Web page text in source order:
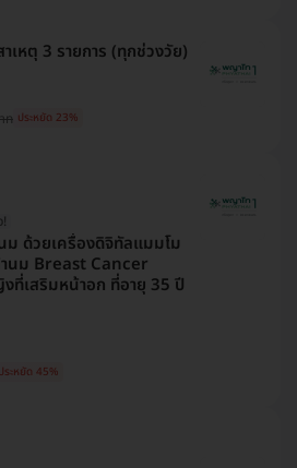
เหตุ 3 รายการ (ทุกช่วงวัย)
ท ประหยัด 23%
!
ม ด้วยเครื่องดิจิทัลแมมโม
านม Breast Cancer
เสริมหน้าอก ที่อายุ 35 ปี
ประหยัด 45%